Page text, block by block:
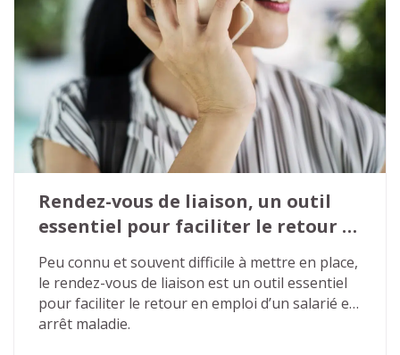
Rendez-vous de liaison, un outil
essentiel pour faciliter le retour
en emploi
Peu connu et souvent difficile à mettre en place,
le rendez-vous de liaison est un outil essentiel
pour faciliter le retour en emploi d’un salarié en
arrêt maladie.